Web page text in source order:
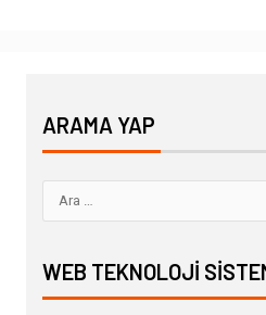
ARAMA YAP
WEB TEKNOLOJI